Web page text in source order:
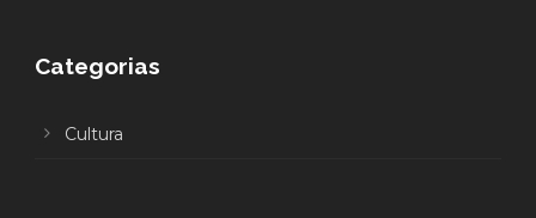
Categorias
Cultura